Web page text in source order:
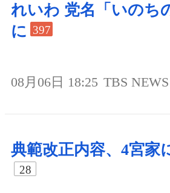
れいわ 党名「いのち
に 397
08月06日 18:25 TBS
典範改正内容、4宮家
28